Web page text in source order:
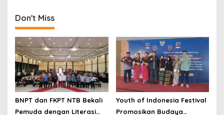
Don't Miss
BNPT dan FKPT NTB Bekali
Pemuda dengan Literasi
Youth of Indonesia Festival
Promosikan Budaya